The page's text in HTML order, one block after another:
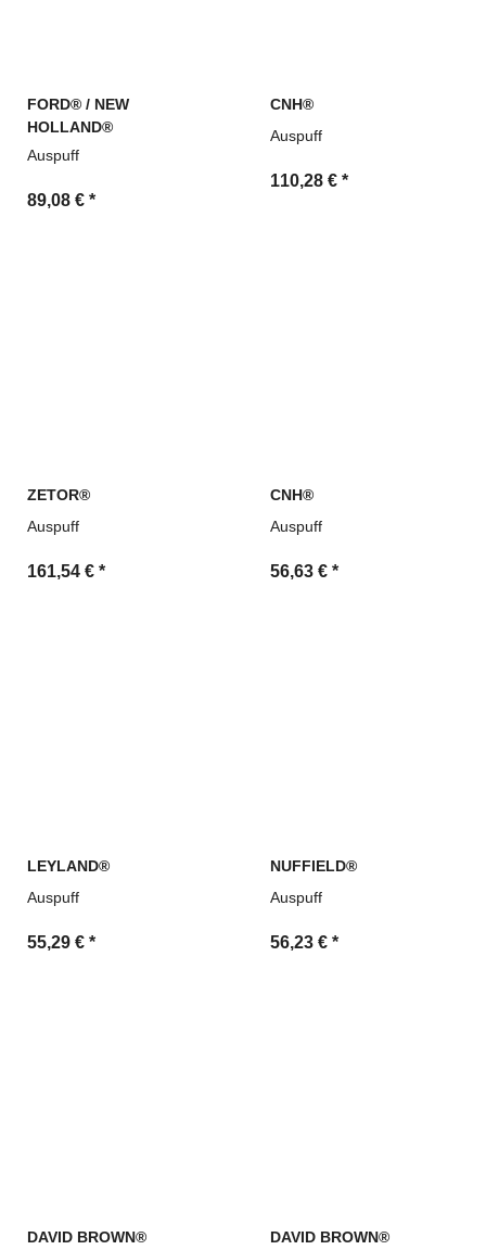
FORD® / NEW
HOLLAND®
Auspuff
89,08 € *
CNH®
Auspuff
110,28 € *
ZETOR®
Auspuff
161,54 € *
CNH®
Auspuff
56,63 € *
LEYLAND®
Auspuff
55,29 € *
NUFFIELD®
Auspuff
56,23 € *
DAVID BROWN® DAVID BROWN®